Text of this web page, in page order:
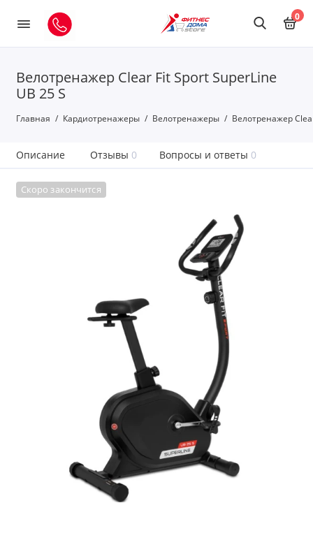
0
Велотренажер Clear Fit Sport SuperLine
UB 25 S
Главная Кардиотренажеры Велотренажеры Велотренажер
Описание Отзывы 0 Вопросы и ответы 0
Скоро закончится